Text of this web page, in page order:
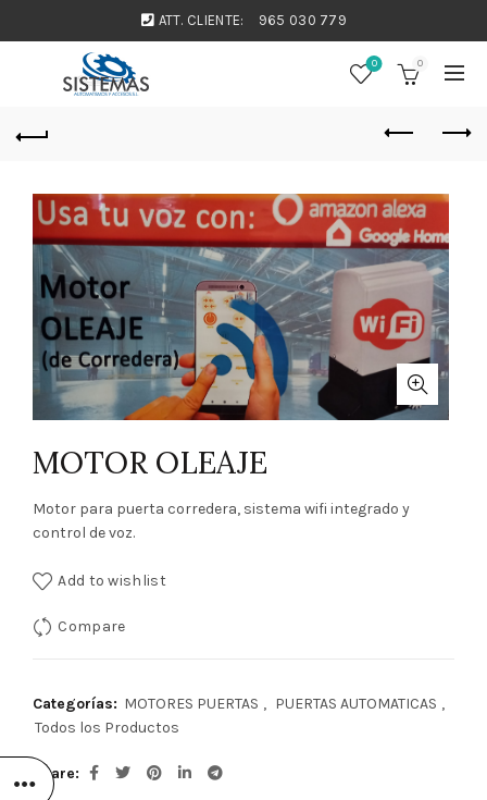
ATT. CLIENTE: 965 030 779
0 0
MOTOR OLEAJE
Motor para puerta corredera, sistema wifi integrado y
control de voz.
Add to wishlist
Compare
Categorías: MOTORES PUERTAS , PUERTAS AUTOMATICAS ,
Todos los Productos
Share